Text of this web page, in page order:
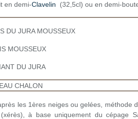
en demi-Clavelin (32,5cl) ou en demi-
DU JURA MOUSSEUX
MOUSSEUX
DU JURA
CHALON
les 1ères neiges ou gelées, méthode
(xérès), à base uniquement du cépage